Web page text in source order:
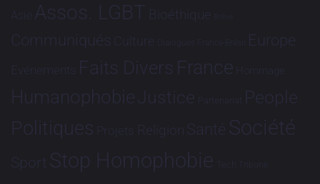
Asie Assos. LGBT Bioéthique Brève
Communiqués Culture Dialogues France-Brésil Europe
Evénements Faits Divers France Hommage
HumanophobieJustice Partenariat People
Politiques Projets Religion Santé Société
Sport Stop Homophobie Tech Tribune